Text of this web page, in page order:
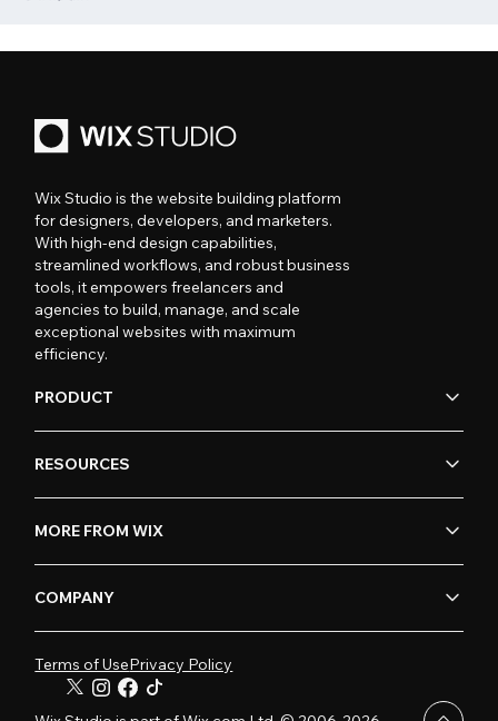
Wix Studio is the website building platform
for designers, developers, and marketers.
With high-end design capabilities,
streamlined workflows, and robust business
tools, it empowers freelancers and
agencies to build, manage, and scale
exceptional websites with maximum
efficiency.
PRODUCT
RESOURCES
MORE FROM WIX
COMPANY
Terms of UsePrivacy Policy